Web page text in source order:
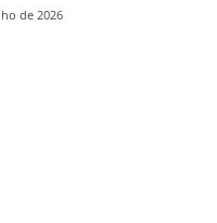
de 2026